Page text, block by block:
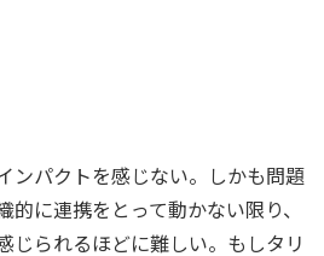
ンパクトを感じない。しかも問題
的に連携をとって動かない限り、
じられるほどに難しい。もしタリ